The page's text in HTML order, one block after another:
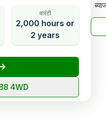
वारंटी
2,000 hours or
2 years
4WD